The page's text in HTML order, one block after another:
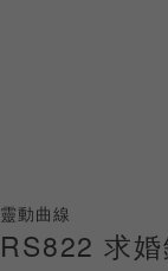
黃金金飾
靈動曲線
RS822 求婚